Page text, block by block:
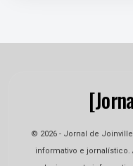
© 2026 - Jornal de
informativo e